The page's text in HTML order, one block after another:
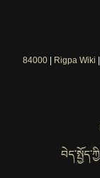
84000| Rigpa Wiki